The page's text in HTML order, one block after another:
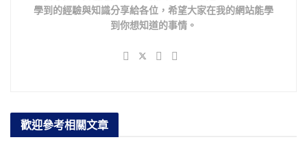
學到的經驗與知識分享給各位，希望大家在我的網站能學
到你想知道的事情。
歡迎參考相關文章